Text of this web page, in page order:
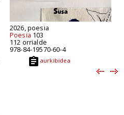
2026, poesia
Poesia 103
112 orrialde
978-84-19570-60-4
aurkibidea